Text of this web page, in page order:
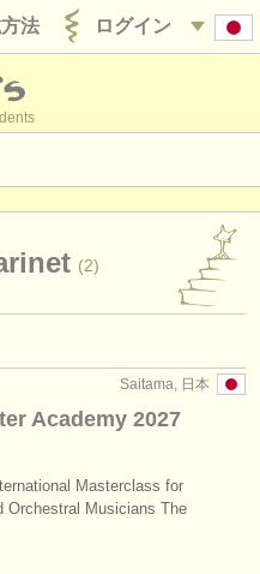
ログイン
法
(2)
ネット
ネット
Saitama, 日本
Academy 2027
Masterclass for
Orchestral Musicians The